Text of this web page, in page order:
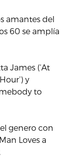
amantes del
60 se amplía
James (‘At
y
to
genero con
Loves a